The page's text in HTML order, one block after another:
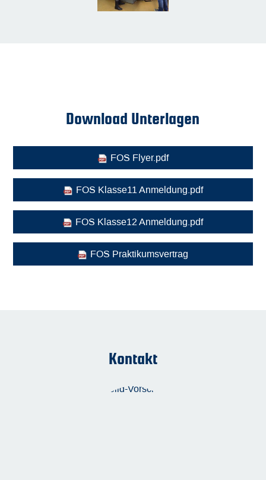
Download Unterlagen
FOS Flyer.pdf
FOS Klasse11 Anmeldung.pdf
FOS Klasse12 Anmeldung.pdf
FOS Praktikumsvertrag
Kontakt